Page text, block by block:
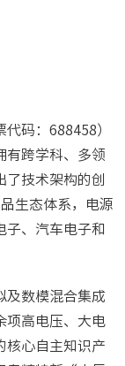
码：688458）
有跨学科、多领
技术架构的创
生态体系，电源
子、汽车电子和
及数模混合集成
项高电压、大电
核心自主知识产